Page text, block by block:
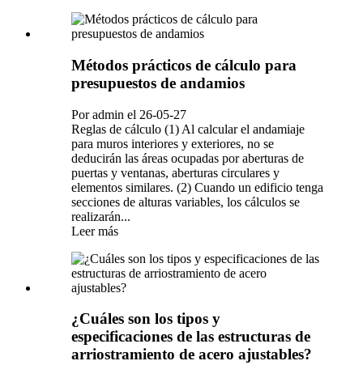
Métodos prácticos de cálculo para
presupuestos de andamios
Por admin el 26-05-27
Reglas de cálculo (1) Al calcular el andamiaje
para muros interiores y exteriores, no se
deducirán las áreas ocupadas por aberturas de
puertas y ventanas, aberturas circulares y
elementos similares. (2) Cuando un edificio tenga
secciones de alturas variables, los cálculos se
realizarán...
Leer más
¿Cuáles son los tipos y
especificaciones de las estructuras de
arriostramiento de acero ajustables?